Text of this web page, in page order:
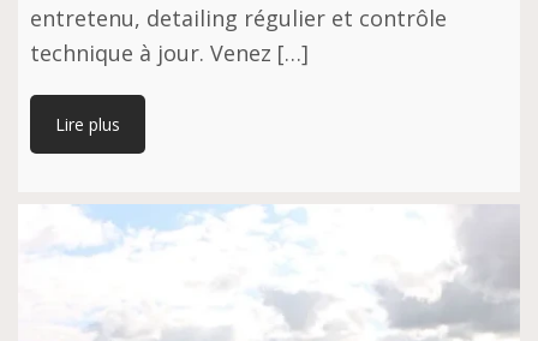
entretenu, detailing régulier et contrôle
technique à jour. Venez […]
Lire plus